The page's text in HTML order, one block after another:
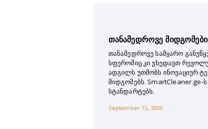
თანამედროვე
თანამედროვე სამყარო
სფეროშიც კი ვხედავთ
ადგილს უთმობს ინოვაციურ
მიდგომებს.
სტანდარტებს.
September 15, 2025